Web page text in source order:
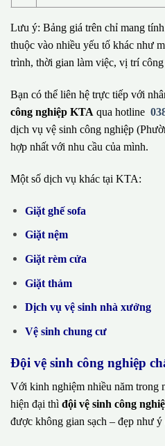
Lưu ý: Bảng giá trên chỉ mang
thuộc vào nhiều yếu tố khác như
trình, thời gian làm việc, vị trí
Bạn có thể liên hệ trực tiếp với
công nghiệp KTA qua hotline
dịch vụ vệ sinh công nghiệp
hợp nhất với nhu cầu của mình.
Một số dịch vụ khác tại KTA:
Giặt ghế sofa
Giặt nệm
Giặt rèm cửa
Giặt thảm
Dịch vụ vệ sinh nhà xưởng
Vệ sinh chung cư
Đội vệ sinh công nghiệp
Với kinh nghiệm nhiều năm trong
hiện đại thì đội vệ sinh công
được không gian sạch – đẹp như ý